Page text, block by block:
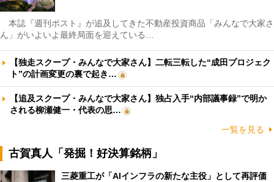
本誌『週刊ポスト』が追及してきた不動産投資商品「みんなで大家さ
ん」がいよいよ最終局面を迎えている…
【独走スクープ・みんなで大家さん】二転三転した“成田プロジェク
ト”の計画変更の裏で起き…
【追及スクープ・みんなで大家さん】独占入手“内部議事録”で明か
される柳瀬健一・代表の思…
一覧を見る
古賀真人「発掘！好決算銘柄」
三菱重工が「AIインフラの新たな主役」として再評価